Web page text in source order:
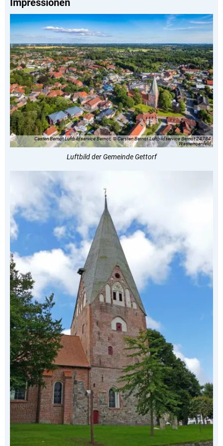
Casten Bernot Luftbildservice Bernot, © Carsten Bernot Luftbildservice Bernot 24784
Westerroenfeld
Luftbild der Gemeinde Gettorf